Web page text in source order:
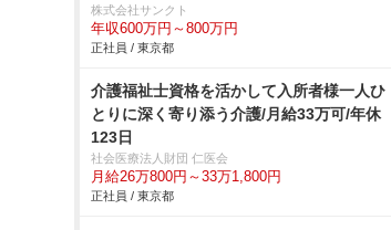
株式会社サンクト
年収600万円～800万円
正社員 / 東京都
介護福祉士資格を活かして入所者様一人ひ
とりに深く寄り添う介護/月給33万可/年休
123日
社会医療法人財団 仁医会
月給26万800円～33万1,800円
正社員 / 東京都